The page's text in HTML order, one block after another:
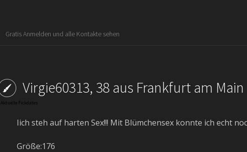
Gratis Anmelden und alle Kontakte sehen
Virgie60313, 38 aus Frankfurt am Main
Aktuelle Fickdates
Iich steh auf harten Sex!!! Mit Blümchensex konnte ich echt
Größe:176